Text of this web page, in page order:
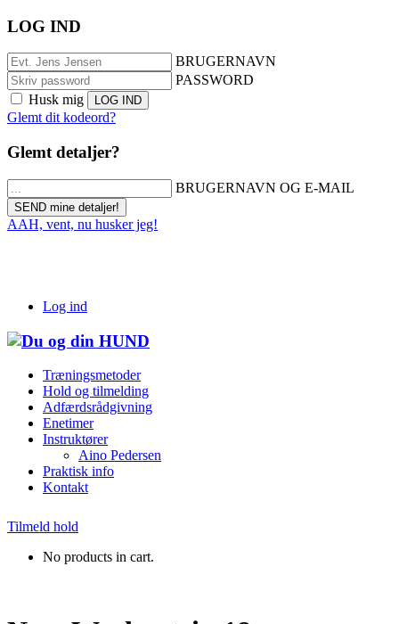
LOG IND
BRUGERNAVN
PASSWORD
Husk mig
Glemt dit kodeord?
Glemt detaljer?
BRUGERNAVN OG E-MAIL
AAH, vent, nu husker jeg!
Log ind
Træningsmetoder
Hold og tilmelding
Adfærdsrådgivning
Enetimer
Instruktører
Aino Pedersen
Praktisk info
Kontakt
Tilmeld hold
No products in cart.